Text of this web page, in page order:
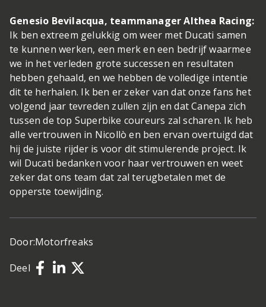
Genesio Bevilacqua, teammanager Althea Racing:
Ik ben extreem gelukkig om weer met Ducati samen
te kunnen werken, een merk en een bedrijf waarmee
we in het verleden grote successen en resultaten
hebben gehaald, en we hebben de volledige intentie
dit te herhalen. Ik ben er zeker van dat onze fans het
volgend jaar tevreden zullen zijn en dat Canepa zich
tussen de top Superbike coureurs zal scharen. Ik heb
alle vertrouwen in Nicollò en ben ervan overtuigd dat
hij de juiste rijder is voor dit stimulerende project. Ik
wil Ducati bedanken voor haar vertrouwen en weet
zeker dat ons team dat zal terugbetalen met de
opperste toewijding.
Door:Motorfreaks
Deel